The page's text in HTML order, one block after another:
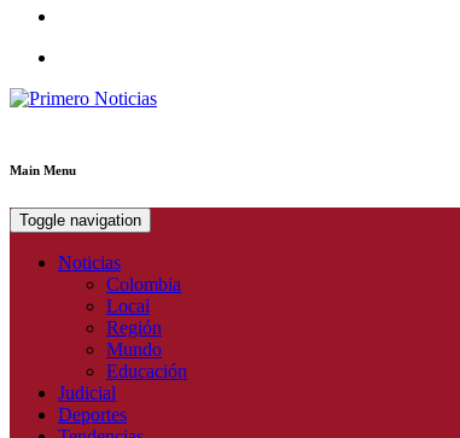
Main Menu
Toggle navigation
Noticias
Colombia
Local
Región
Mundo
Educación
Judicial
Deportes